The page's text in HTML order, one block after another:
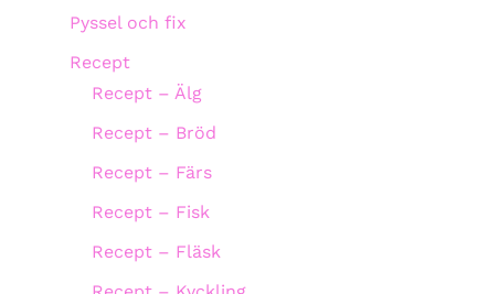
Pyssel och fix
Recept
Recept – Älg
Recept – Bröd
Recept – Färs
Recept – Fisk
Recept – Fläsk